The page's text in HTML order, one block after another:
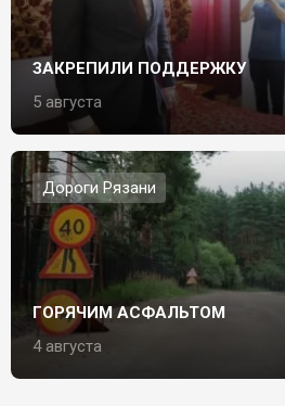
ЗАКРЕПИЛИ ПОДДЕРЖКУ
5 августа
Дороги Рязани
ГОРЯЧИМ АСФАЛЬТОМ
4 августа